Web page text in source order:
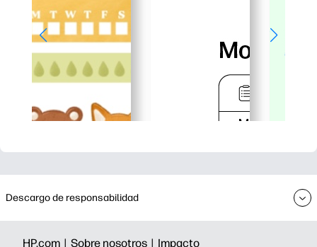
Descargo de responsabilidad
HP.com | Sobre nosotros | Impacto